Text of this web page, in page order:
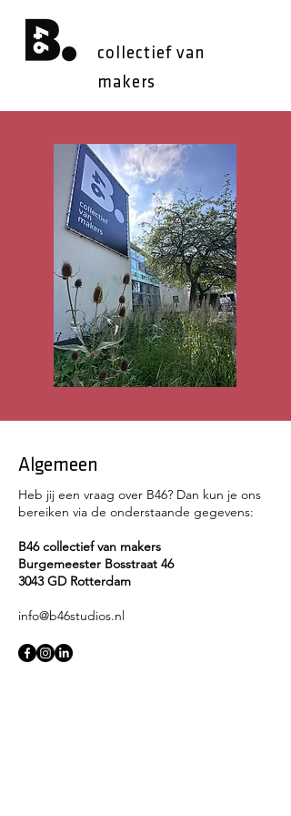
collectief van
makers
Algemeen
Heb jij een vraag over B46? Dan kun je ons
bereiken via de onderstaande gegevens:
B46 collectief van makers
Burgemeester Bosstraat 46
3043 GD Rotterdam
info@b46studios.nl